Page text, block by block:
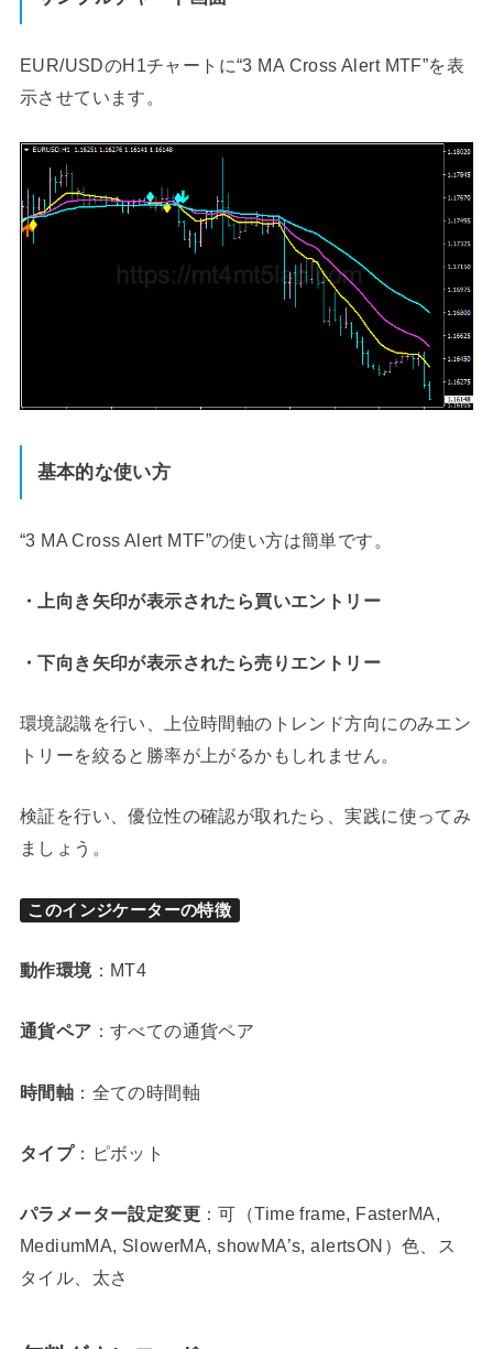
EUR/USDのH1チャートに“3 MA Cross Alert MTF”を表
示させています。
基本的な使い方
“3 MA Cross Alert MTF”の使い方は簡単です。
・上向き矢印が表示されたら買いエントリー
・下向き矢印が表示されたら売りエントリー
環境認識を行い、上位時間軸のトレンド方向にのみエン
トリーを絞ると勝率が上がるかもしれません。
検証を行い、優位性の確認が取れたら、実践に使ってみ
ましょう。
このインジケーターの特徴
動作環境：MT4
通貨ペア ：すべての通貨ペア
時間軸 ：全ての時間軸
タイプ：ピボット
パラメーター設定変更 ：可（Time frame, FasterMA,
MediumMA, SlowerMA, showMA’s, alertsON）色、ス
タイル、太さ